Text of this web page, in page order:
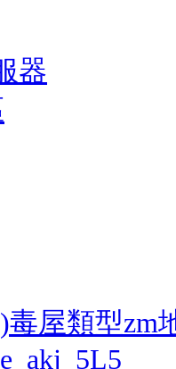
器
毒屋類型zm